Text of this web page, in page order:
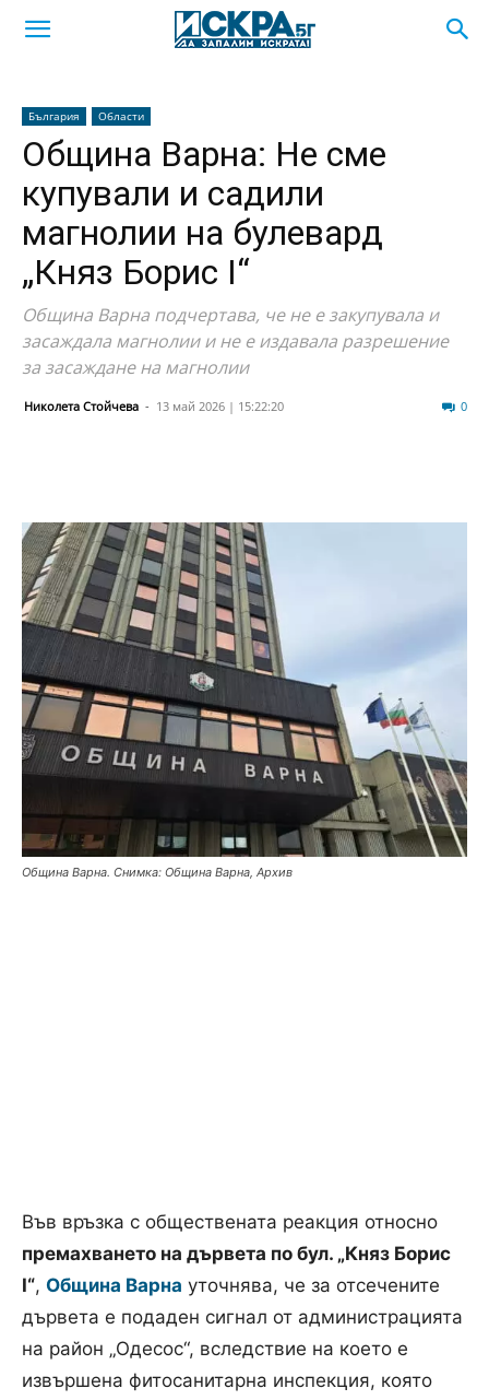
България Области
Община Варна: Не сме
купували и садили
магнолии на булевард
„Княз Борис I“
Община Варна подчертава, че не е закупувала и
засаждала магнолии и не е издавала разрешение
за засаждане на магнолии
Николета Стойчева - 13 май 2026 | 15:22:20 0
Община Варна. Снимка: Община Варна, Архив
Във връзка с обществената реакция относно
премахването на дървета по бул. „Княз Борис
I“, Община Варна уточнява, че за отсечените
дървета е подаден сигнал от администрацията
на район „Одесос“, вследствие на което е
извършена фитосанитарна инспекция, която